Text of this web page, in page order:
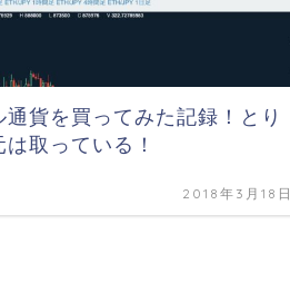
通貨を買ってみた記録！とり
取っている！
2018年3月18日